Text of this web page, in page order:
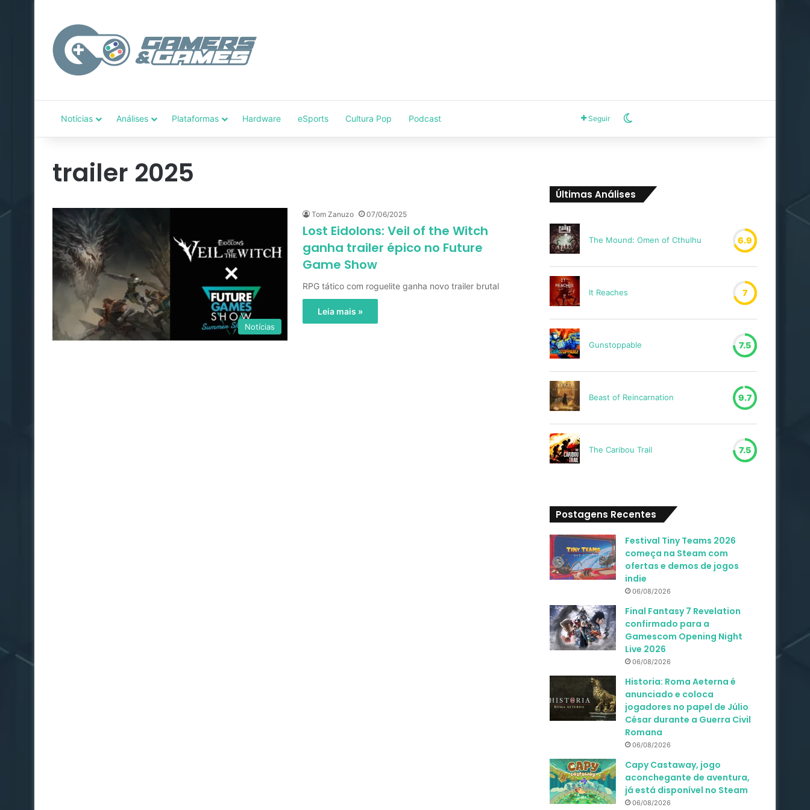
Notícias Análises Plataformas Hardware eSports Cultura Pop Podcast Seguir
trailer 2025
Notícias
Tom Zanuzo 07/06/2025
Lost Eidolons: Veil of the Witch
ganha trailer épico no Future
Game Show
RPG tático com roguelite ganha novo trailer brutal
Leia mais »
Últimas Análises
The Mound: Omen of Cthulhu 6.9
It Reaches 7
Gunstoppable 7.5
Beast of Reincarnation 9.7
The Caribou Trail 7.5
Postagens Recentes
Festival Tiny Teams 2026
começa na Steam com
ofertas e demos de jogos
indie
06/08/2026
Final Fantasy 7 Revelation
confirmado para a
Gamescom Opening Night
Live 2026
06/08/2026
Historia: Roma Aeterna é
anunciado e coloca
jogadores no papel de Júlio
César durante a Guerra Civil
Romana
06/08/2026
Capy Castaway, jogo
aconchegante de aventura,
já está disponível no Steam
06/08/2026